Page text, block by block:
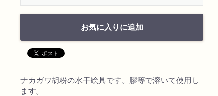
お気に入りに追加
ナカガワ胡粉の水干絵具です。膠等で溶いて使用し
ます。
油絵具
不透明水彩絵具